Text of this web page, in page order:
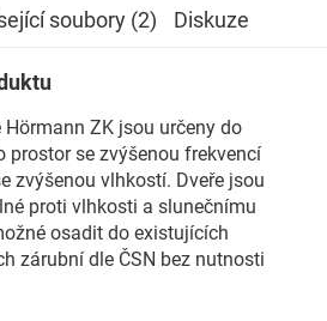
soubory (2) Diskuze
Hörmann ZK jsou určeny do
prostor se zvýšenou frekvencí
zvýšenou vlhkostí. Dveře jsou
proti vlhkosti a slunečnímu
osadit do existujících
zárubní dle ČSN bez nutnosti